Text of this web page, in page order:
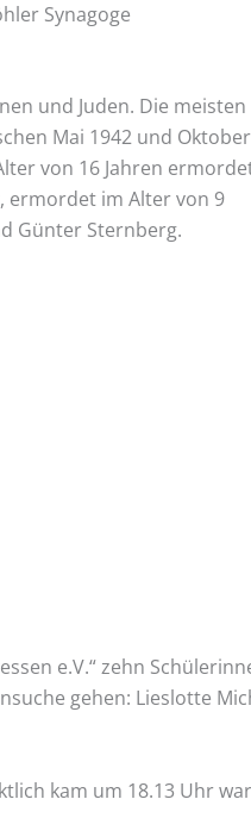
Synagoge
und Juden. Die meisten
Mai 1942 und Oktober
von 16 Jahren
ermordet im Alter von 9
Günter Sternberg.
e.V.“ zehn
gehen: Lieslotte
kam um 18.13 Uhr